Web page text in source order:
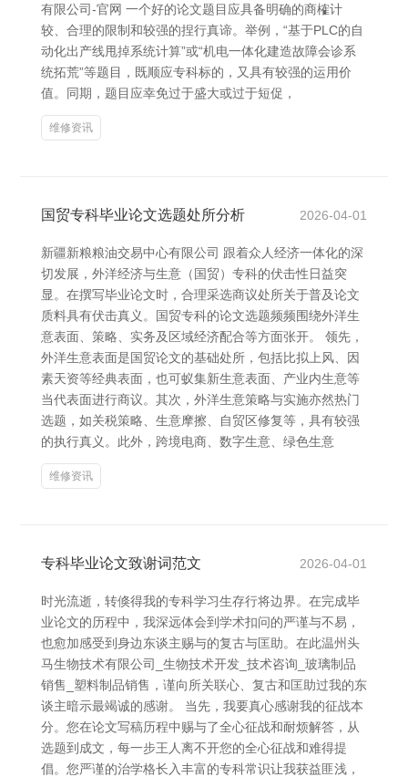
有限公司-官网 一个好的论文题目应具备明确的商榷计
较、合理的限制和较强的捏行真谛。举例，“基于PLC的自
动化出产线甩掉系统计算”或“机电一体化建造故障会诊系
统拓荒”等题目，既顺应专科标的，又具有较强的运用价
值。同期，题目应幸免过于盛大或过于短促，
维修资讯
国贸专科毕业论文选题处所分析 2026-04-01
新疆新粮粮油交易中心有限公司 跟着众人经济一体化的深
切发展，外洋经济与生意（国贸）专科的伏击性日益突
显。在撰写毕业论文时，合理采选商议处所关于普及论文
质料具有伏击真义。国贸专科的论文选题频频围绕外洋生
意表面、策略、实务及区域经济配合等方面张开。 领先，
外洋生意表面是国贸论文的基础处所，包括比拟上风、因
素天资等经典表面，也可蚁集新生意表面、产业内生意等
当代表面进行商议。其次，外洋生意策略与实施亦然热门
选题，如关税策略、生意摩擦、自贸区修复等，具有较强
的执行真义。此外，跨境电商、数字生意、绿色生意
维修资讯
专科毕业论文致谢词范文 2026-04-01
时光流逝，转倏得我的专科学习生存行将边界。在完成毕
业论文的历程中，我深远体会到学术扣问的严谨与不易，
也愈加感受到身边东谈主赐与的复古与匡助。在此温州头
马生物技术有限公司_生物技术开发_技术咨询_玻璃制品
销售_塑料制品销售，谨向所关联心、复古和匡助过我的东
谈主暗示最竭诚的感谢。 当先，我要真心感谢我的征战本
分。您在论文写稿历程中赐与了全心征战和耐烦解答，从
选题到成文，每一步王人离不开您的全心征战和难得提
倡。您严谨的治学格长入丰富的专科常识让我获益匪浅，